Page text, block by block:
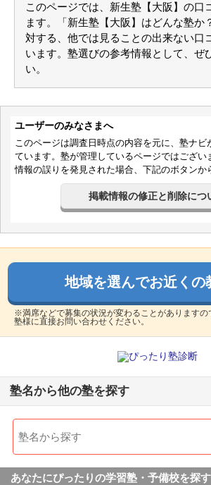
その他気づいたこと、感じたこと
英検講座が別途ありますが、
こちらがとりわけよかったです。
最終的に２級合格しましたが、受験で有利に
かったです。
総合評価
費用のわかりやすさは親としてとはとても助
子どもにとっては友達と一緒に励まし合いな
成績も入学時が五教科合計370点ぐらいだっ
利用内容
通っていた学校
公立中学校
進学できた学校
私立高校（中堅/上位校
通塾の目的
高校受験
目的の達成度
達成できた
通塾頻度
週4日
1日あたりの授業時間2～3時間
成績/偏差値変化
UP
成績/偏差値推移
入塾時:平均よりやや上
自由 平均 厳しい
不適切な口コミを報告する
高槻川添校の教室情報を見る
容範囲。
利用内容
通っていた学校公立中学校
進学できた学校公立高校
通塾の目的
高校受験
目的の達成度 達成できた
成績/偏差値変化
成績/偏差値推移
塾の雰囲気
不適切な口コミを報告する
高槻城西校の教室情報を見る
このページでは、新生塾【大阪】の口
ます。「新生塾【大阪】はどんな塾か
対する、他では見ることの出来ない口
います。塾選びの参考情報として、ぜ
い。
ユーザーのみなさまへ
このページは調査日時点の内容を元に、塾ナビ
ています。塾が管理しているページではござい
情報の誤りを発見された場合、下記のボタンか
掲載情報の修正と削除につ
地域を選んでお近くの
※満席などで募集の状況が変わることがありますの
塾様に直接お問い合わせください。
塾名から他の塾を探す
あなたにぴったりの学習塾・予備校を探す